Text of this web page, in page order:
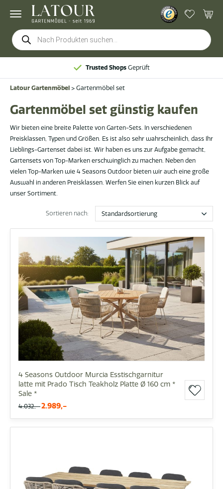
Products
search
Trusted ShopsGeprüft
Latour Gartenmöbel > Gartenmöbel set
Gartenmöbel set günstig kaufen
Wir bieten eine breite Palette von Garten-Sets. In verschiedenen
Preisklassen, Typen und Größen. Es ist also sehr wahrscheinlich, dass Ihr
Lieblings-Gartenset dabei ist. Wir haben es uns zur Aufgabe gemacht,
Gartensets von Top-Marken erschwinglich zu machen. Neben den
vielen Top-Marken wie 4 Seasons Outdoor bieten wir auch eine große
Auswahl in anderen Preisklassen. Werfen Sie einen kurzen Blick auf
unser Sortiment.
Sortieren nach:
4 Seasons Outdoor Murcia Esstischgarnitur
latte mit Prado Tisch Teakholz Platte Ø 160 cm *
Sale *
4.032,- 2.989,-